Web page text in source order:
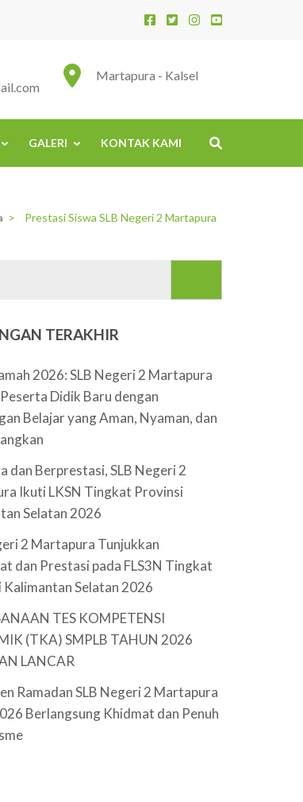
Martapura - Kalsel
GALERI KONTAK KAMI
> Prestasi Siswa SLB Negeri 2 Martapura
TERAKHIR
2026: SLB Negeri 2 Martapura
Didik Baru dengan
Belajar yang Aman, Nyaman, dan
dan Berprestasi, SLB Negeri 2
Ikuti LKSN Tingkat Provinsi
Selatan 2026
2 Martapura Tunjukkan
dan Prestasi pada FLS3N Tingkat
Kalimantan Selatan 2026
TES KOMPETENSI
(TKA) SMPLB TAHUN 2026
LANCAR
Ramadan SLB Negeri 2 Martapura
Berlangsung Khidmat dan Penuh